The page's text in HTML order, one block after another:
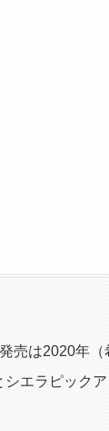
売は2020年（
エラピック